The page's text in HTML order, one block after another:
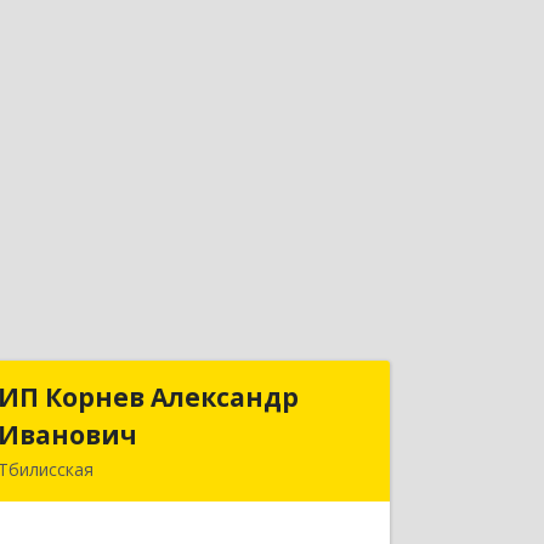
ИП Корнев Александр
Иванович
Тбилисская
ИП Корнев Александр